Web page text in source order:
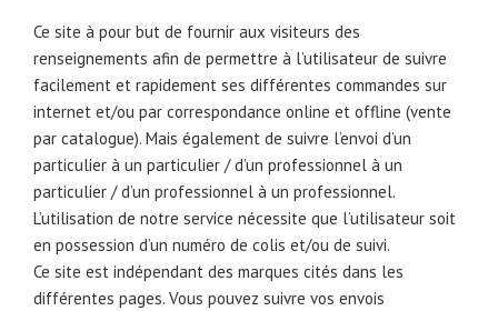
Ce site à pour but de fournir aux visiteurs des
renseignements afin de permettre à l’utilisateur de suivre
facilement et rapidement ses différentes commandes sur
internet et/ou par correspondance online et offline (vente
par catalogue). Mais également de suivre l’envoi d’un
particulier à un particulier / d’un professionnel à un
particulier / d’un professionnel à un professionnel.
L’utilisation de notre service nécessite que l’utilisateur soit
en possession d’un numéro de colis et/ou de suivi.
Ce site est indépendant des marques cités dans les
différentes pages. Vous pouvez suivre vos envois